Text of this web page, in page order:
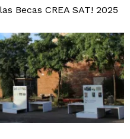
Becas CREA SAT! 2025